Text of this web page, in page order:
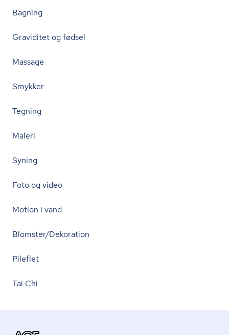
Bagning
Graviditet og fødsel
Massage
Smykker
Tegning
Maleri
Syning
Foto og video
Motion i vand
Blomster/Dekoration
Pileflet
Tai Chi